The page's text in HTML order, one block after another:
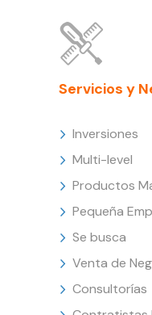
Servicios y
Inversiones
Multi-level
Productos
Pequeña
Se busca
Venta de
Consultorías